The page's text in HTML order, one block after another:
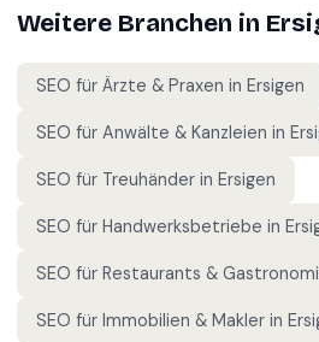
Weitere Branchen in
SEO für Ärzte & Praxen in Ersigen
SEO für Anwälte & Kanzleien in
SEO für Treuhänder in Ersigen
SEO für Handwerksbetriebe in
SEO für Restaurants &
SEO für Immobilien & Makler in